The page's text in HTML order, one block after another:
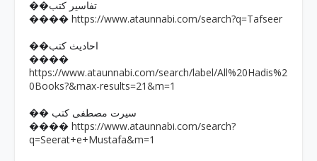
��تفاسیر کتب
���� https://www.ataunnabi.com/search?q=Tafseer
��احادیث کتب
����
https://www.ataunnabi.com/search/label/All%20Hadis%2
0Books?&max-results=21&m=1
�� سیرت مصطفی کتب
���� https://www.ataunnabi.com/search?
q=Seerat+e+Mustafa&m=1